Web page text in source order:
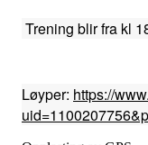
Trening blir fra kl
Løyper: https://